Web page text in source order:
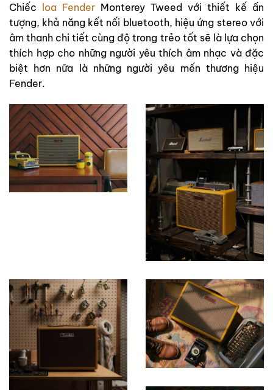
Chiếc loa Fender Monterey Tweed với thiết kế ấn
tượng, khả năng kết nối bluetooth, hiệu ứng stereo với
âm thanh chi tiết cùng độ trong trẻo tốt sẽ là lựa chọn
thích hợp cho những người yêu thích âm nhạc và đặc
biệt hơn nữa là những người yêu mến thương hiệu
Fender.